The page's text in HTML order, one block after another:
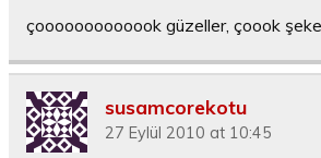
çooooooooooook güzeller, çoook
susamcorekotu
27 Eylül 2010 at 10:45